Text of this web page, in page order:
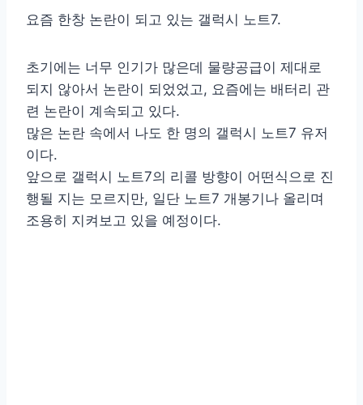
요즘 한창 논란이 되고 있는 갤럭시 노트7.
초기에는 너무 인기가 많은데 물량공급이 제대로
되지 않아서 논란이 되었었고, 요즘에는 배터리 관
련 논란이 계속되고 있다.
많은 논란 속에서 나도 한 명의 갤럭시 노트7 유저
이다.
앞으로 갤럭시 노트7의 리콜 방향이 어떤식으로 진
행될 지는 모르지만, 일단 노트7 개봉기나 올리며
조용히 지켜보고 있을 예정이다.